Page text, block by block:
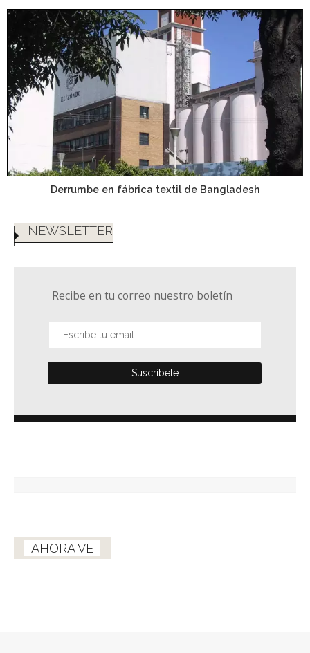
Derrumbe en fábrica textil de Bangladesh
NEWSLETTER
Recibe en tu correo nuestro boletín
AHORA VE